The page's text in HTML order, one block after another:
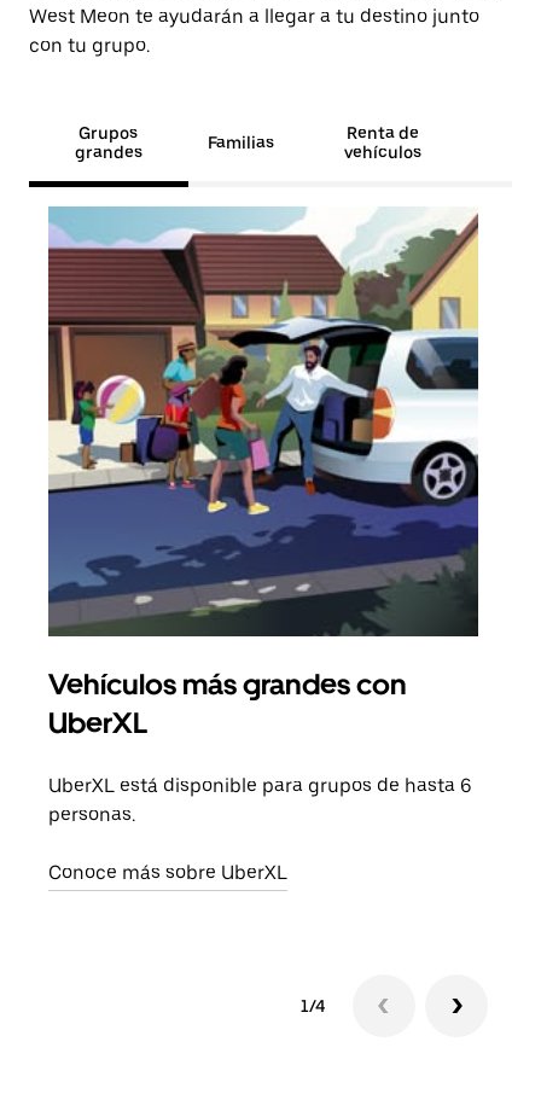
West Meon te ayudarán a llegar a tu destino junto
con tu grupo.
Grupos
grandes
Familias
Renta de
vehículos
Vehículos más grandes con
UberXL
UberXL está disponible para grupos de hasta 6
personas.
Conoce más sobre UberXL
1/4